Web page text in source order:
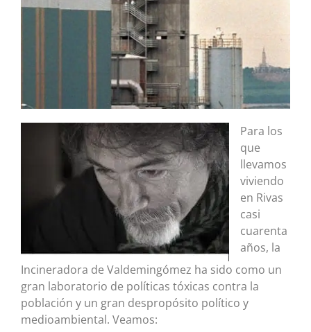
Para los
que
llevamos
viviendo
en Rivas
casi
cuarenta
años, la
Incineradora de Valdemingómez ha sido como un
gran laboratorio de políticas tóxicas contra la
población y un gran despropósito político y
medioambiental. Veamos: